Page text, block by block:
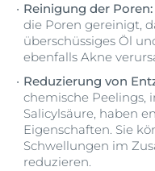
Reinigung der Poren:
die Poren gereinigt,
überschüssiges Öl
ebenfalls Akne
Reduzierung von
chemische Peelings,
Salicylsäure, haben
Eigenschaften. Sie
Schwellungen im
reduzieren.